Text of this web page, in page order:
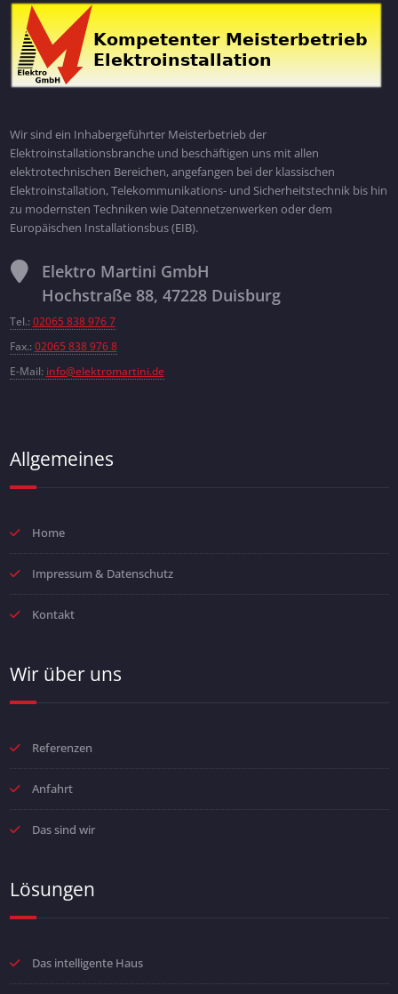
Wir sind ein Inhabergeführter Meisterbetrieb der
Elektroinstallationsbranche und beschäftigen uns mit allen
elektrotechnischen Bereichen, angefangen bei der klassischen
Elektroinstallation, Telekommunikations- und Sicherheitstechnik bis hin
zu modernsten Techniken wie Datennetzenwerken oder dem
Europäischen Installationsbus (EIB).
Elektro Martini GmbH
Hochstraße 88, 47228 Duisburg
Tel.: 02065 838 976 7
Fax.: 02065 838 976 8
E-Mail: info@elektromartini.de
Allgemeines
Home
Impressum & Datenschutz
Kontakt
Wir über uns
Referenzen
Anfahrt
Das sind wir
Lösungen
Das intelligente Haus